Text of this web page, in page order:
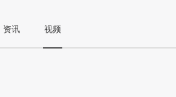
资讯 视频